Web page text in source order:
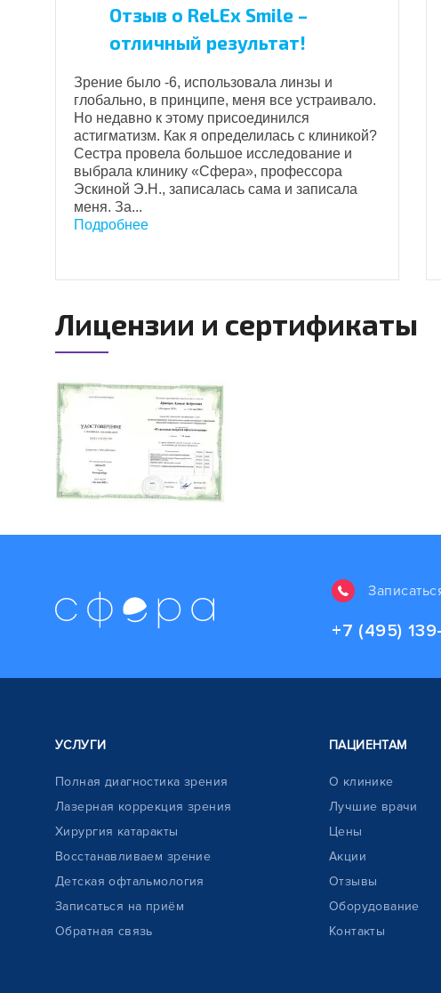
Отзыв о ReLEx Smile –
отличный результат!
Зрение было -6, использовала линзы и
глобально, в принципе, меня все устраивало.
Но недавно к этому присоединился
астигматизм. Как я определилась с клиникой?
Сестра провела большое исследование и
выбрала клинику «Сфера», профессора
Эскиной Э.Н., записалась сама и записала
меня. За...
Подробнее
Лицензии и сертификаты
+7 (495)
УСЛУГИ
Полная диагностика зрения
Лазерная коррекция зрения
Хирургия катаракты
Восстанавливаем зрение
Детская офтальмология
Записаться на приём
Обратная связь
ПАЦИЕНТАМ
О клинике
Лучшие врачи
Цены
Акции
Отзывы
Оборудование
Контакты